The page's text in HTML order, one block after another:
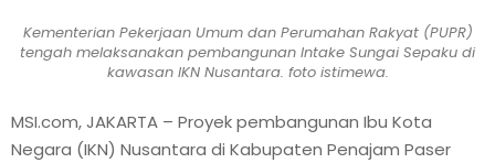
M
R
Kementerian Pekerjaan Umum dan Perumahan Rakyat (PUPR)
tengah melaksanakan pembangunan Intake Sungai Sepaku di
kawasan IKN Nusantara. foto istimewa.
MSI.com, JAKARTA – Proyek pembangunan Ibu Kota
Negara (IKN) Nusantara di Kabupaten Penajam Paser